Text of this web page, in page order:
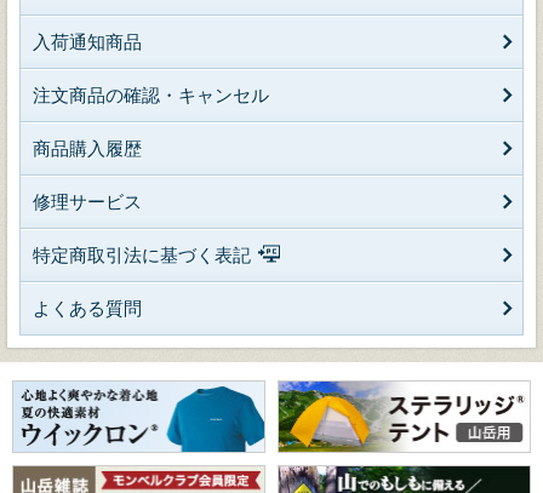
入荷通知商品
注文商品の確認・キャンセル
商品購入履歴
修理サービス
特定商取引法に基づく表記
よくある質問